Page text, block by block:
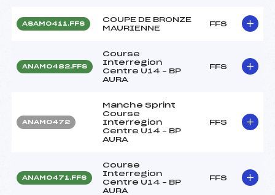
ASAM0411.FFS
COUPE DE BRONZE
MAURIENNE
FFS
ANAM0482.FFS
Course
Interregion
Centre U14 – BP
AURA
FFS
ANAM0472
Manche Sprint
Course
Interregion
Centre U14 – BP
AURA
FFS
ANAM0471.FFS
Course
Interregion
Centre U14 – BP
AURA
FFS